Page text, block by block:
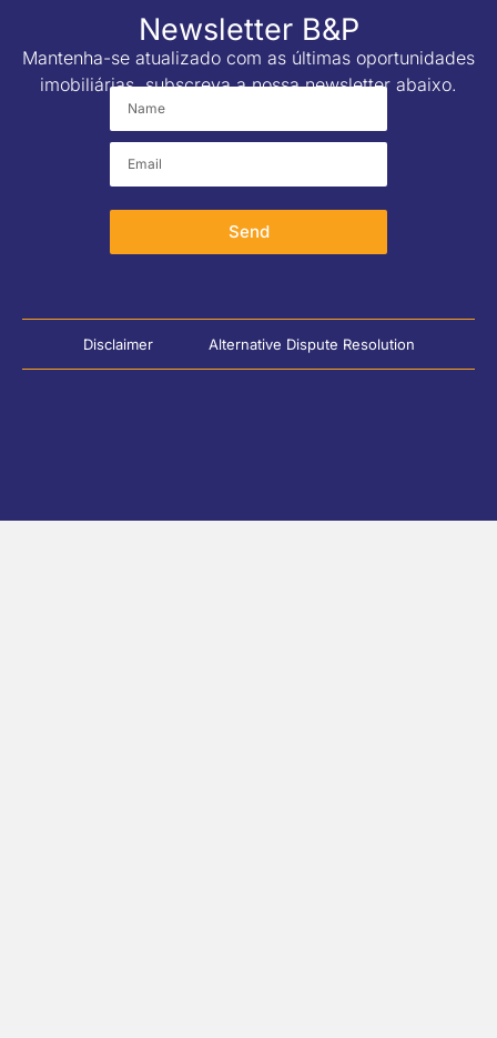
Newsletter B&P
Mantenha-se atualizado com as últimas oportunidades
imobiliárias, subscreva a nossa newsletter abaixo.
Send
Disclaimer Alternative Dispute Resolution